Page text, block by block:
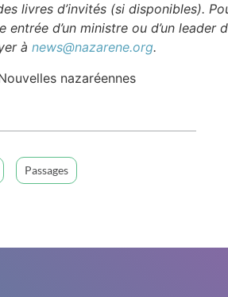
livres d’invités (si disponibles).
entrée d’un ministre ou d’un leader
à news@nazarene.org.
nazaréennes
Passages